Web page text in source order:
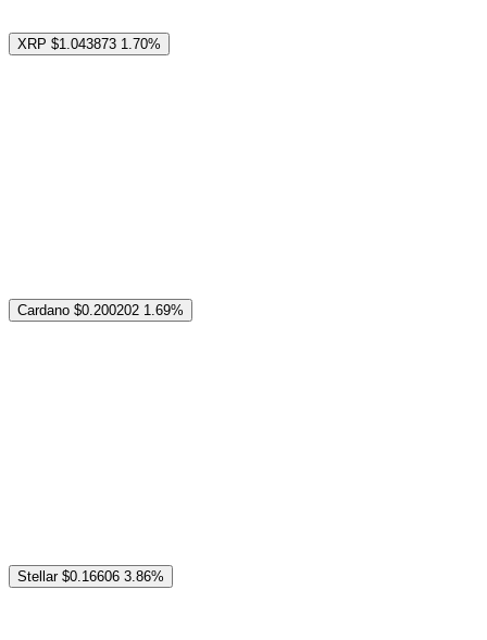
XRP $1.043873 1.70%
Cardano $0.200202 1.69%
Stellar $0.16606 3.86%